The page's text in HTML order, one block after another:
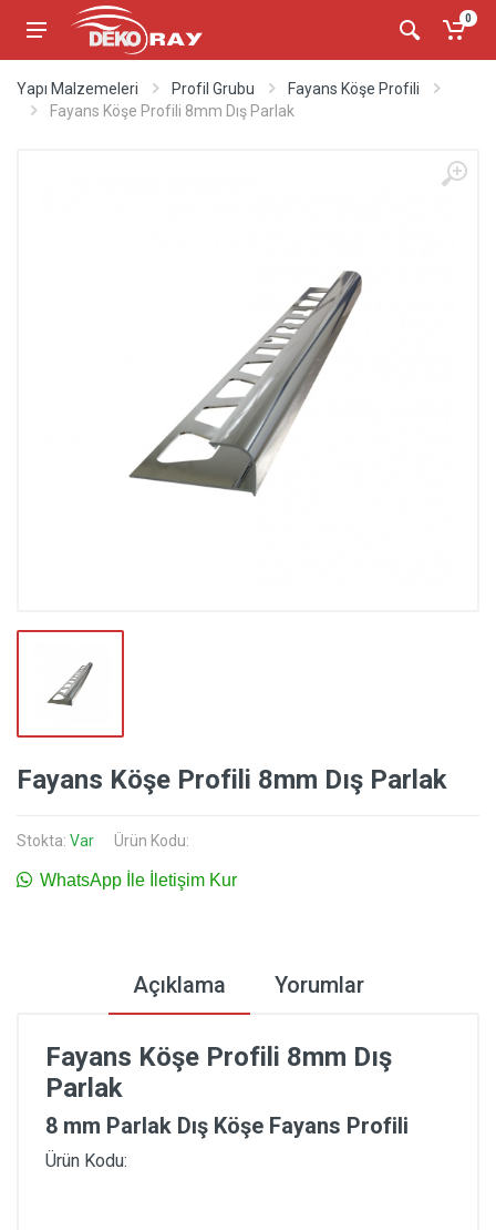
0
Yapı Malzemeleri Profil Grubu
Fayans Köşe Profili
Fayans Köşe Profili 8mm Dış Parlak
Fayans Köşe Profili 8mm Dış Parlak
Stokta: Var Ürün Kodu:
WhatsApp İle İletişim Kur
Açıklama Yorumlar
Fayans Köşe Profili 8mm Dış
Parlak
8 mm Parlak Dış Köşe Fayans Profili
Ürün Kodu: